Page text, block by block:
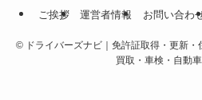
ご挨拶 運営者情報 お問い合わ
© ドライバーズナビ｜免許証取得・更新
買取・車検・自動